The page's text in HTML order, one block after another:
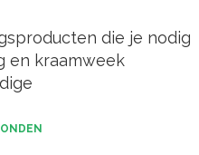
die je nodig
en kraamweek